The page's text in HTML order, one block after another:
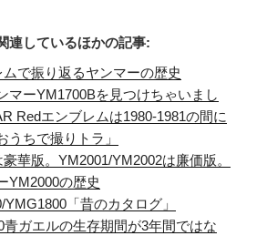
連しているほかの記事:
で振り返るヤンマーの歴史
マーYM1700Bを見つけちゃいまし
Redエンブレムは1980-1981の間に
うちで撮りトラ」
華版。YM2001/YM2002は廉価版。
YM2000の歴史
「昔のカタログ」
青ガエルの生存期間が3年間ではな